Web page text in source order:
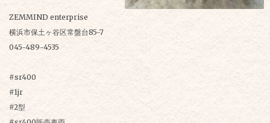
ZEMMIND enterprise
横浜市保土ヶ谷区常盤台85-7
045-489-4535
#sr400
#1jr
#2型